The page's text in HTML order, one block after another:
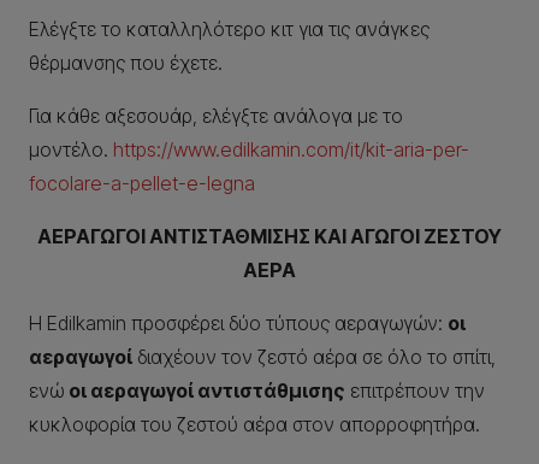
Ελέγξτε το καταλληλότερο κιτ για τις ανάγκες
θέρμανσης που έχετε.
Για κάθε αξεσουάρ, ελέγξτε ανάλογα με το
μοντέλο. https://www.edilkamin.com/it/kit-aria-per-
focolare-a-pellet-e-legna
ΑΕΡΑΓΩΓΟΙ ΑΝΤΙΣΤΑΘΜΙΣΗΣ ΚΑΙ ΑΓΩΓΟΙ ΖΕΣΤΟΥ
ΑΕΡΑ
Η Edilkamin προσφέρει δύο τύπους αεραγωγών: οι
αεραγωγοί διαχέουν τον ζεστό αέρα σε όλο το σπίτι,
ενώ οι αεραγωγοί αντιστάθμισης επιτρέπουν την
κυκλοφορία του ζεστού αέρα στον απορροφητήρα.